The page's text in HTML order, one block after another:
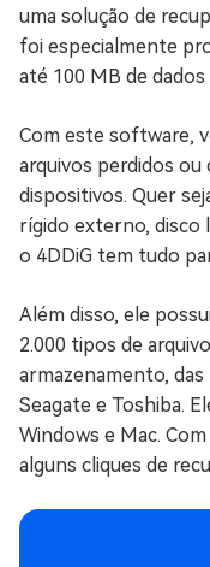
uma solução de
foi especialmente
até 100 MB de
Com este software,
arquivos perdidos ou
dispositivos. Quer
rígido externo, disco
o 4DDiG tem tudo
Além disso, ele
2.000 tipos de
armazenamento, das
Seagate e Toshiba.
Windows e Mac.
alguns cliques de